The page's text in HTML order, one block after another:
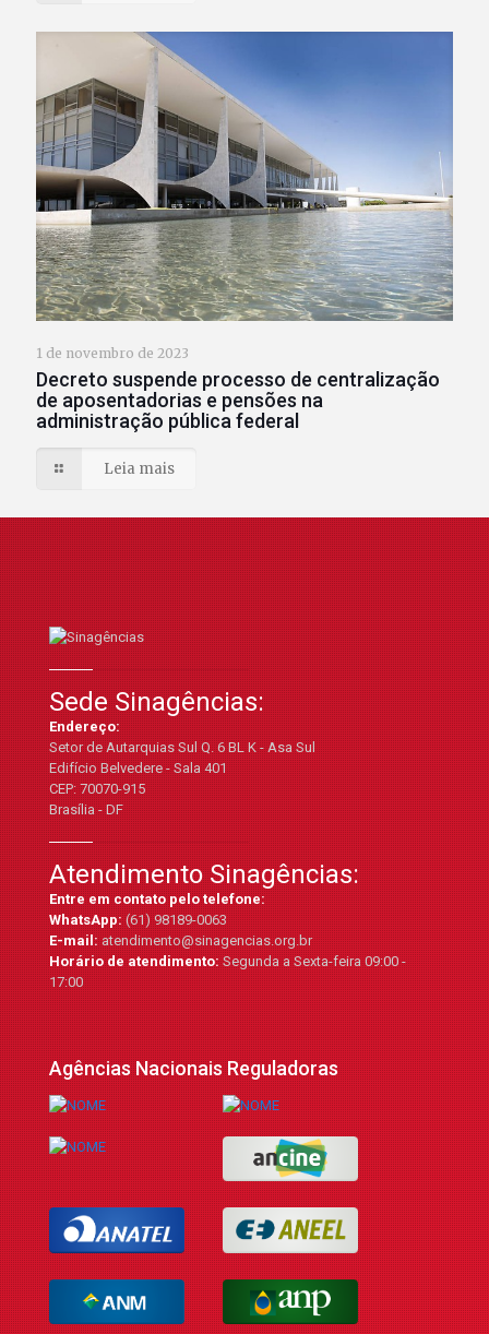
1 de novembro de 2023
Decreto suspende processo de centralização
de aposentadorias e pensões na
administração pública federal
Leia mais
Sede Sinagências:
Endereço:
Setor de Autarquias Sul Q. 6 BL K - Asa Sul
Edifício Belvedere - Sala 401
CEP: 70070-915
Brasília - DF
Atendimento Sinagências:
Entre em contato pelo telefone:
WhatsApp:(61) 98189-0063
E-mail:atendimento@sinagencias.org.br
Horário de atendimento:Segunda a Sexta-feira 09:00 -
17:00
Agências Nacionais Reguladoras